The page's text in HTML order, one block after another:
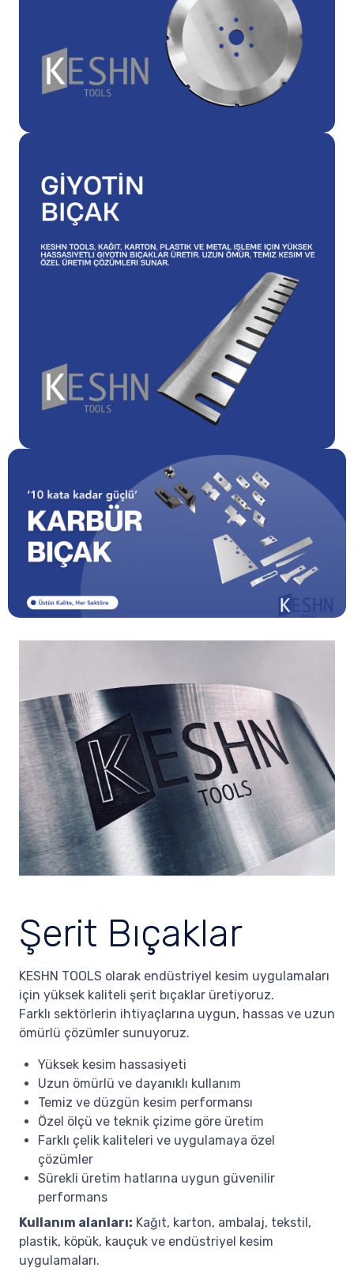
Şerit Bıçaklar
KESHN TOOLS olarak endüstriyel kesim uygulamaları
için yüksek kaliteli şerit bıçaklar üretiyoruz.
Farklı sektörlerin ihtiyaçlarına uygun, hassas ve uzun
ömürlü çözümler sunuyoruz.
Yüksek kesim hassasiyeti
Uzun ömürlü ve dayanıklı kullanım
Temiz ve düzgün kesim performansı
Özel ölçü ve teknik çizime göre üretim
Farklı çelik kaliteleri ve uygulamaya özel
çözümler
Sürekli üretim hatlarına uygun güvenilir
performans
Kullanım alanları: Kağıt, karton, ambalaj, tekstil,
plastik, köpük, kauçuk ve endüstriyel kesim
uygulamaları.